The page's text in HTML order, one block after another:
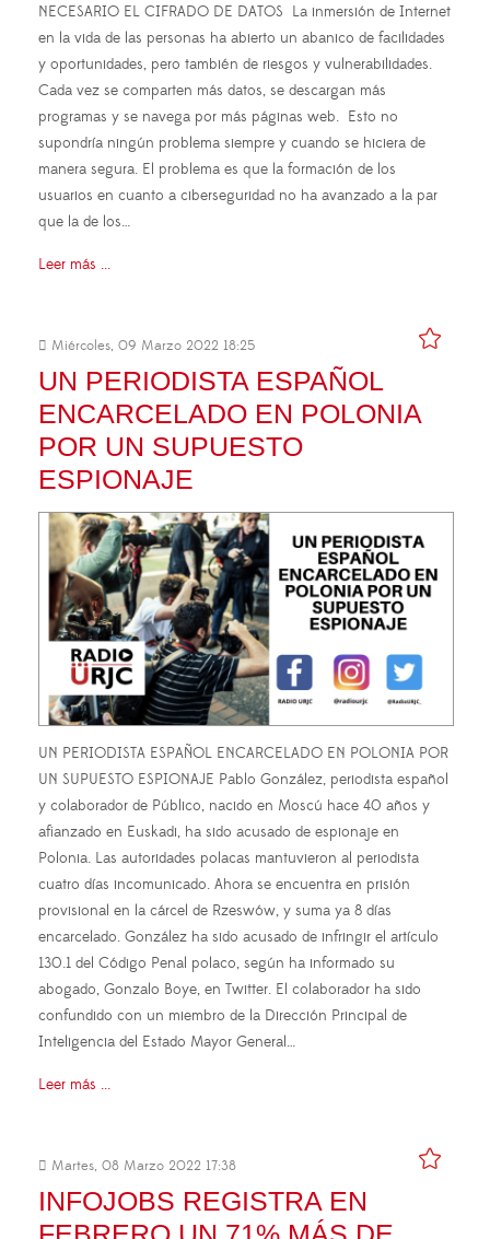
NECESARIO EL CIFRADO DE DATOS La inmersión de Internet
en la vida de las personas ha abierto un abanico de facilidades
y oportunidades, pero también de riesgos y vulnerabilidades.
Cada vez se comparten más datos, se descargan más
programas y se navega por más páginas web. Esto no
supondría ningún problema siempre y cuando se hiciera de
manera segura. El problema es que la formación de los
usuarios en cuanto a ciberseguridad no ha avanzado a la par
que la de los…
Leer más ...
Miércoles, 09 Marzo 2022 18:25
UN PERIODISTA ESPAÑOL
ENCARCELADO EN POLONIA
POR UN SUPUESTO
ESPIONAJE
UN PERIODISTA ESPAÑOL ENCARCELADO EN POLONIA POR
UN SUPUESTO ESPIONAJE Pablo González, periodista español
y colaborador de Público, nacido en Moscú hace 40 años y
afianzado en Euskadi, ha sido acusado de espionaje en
Polonia. Las autoridades polacas mantuvieron al periodista
cuatro días incomunicado. Ahora se encuentra en prisión
provisional en la cárcel de Rzeswów, y suma ya 8 días
encarcelado. González ha sido acusado de infringir el artículo
130.1 del Código Penal polaco, según ha informado su
abogado, Gonzalo Boye, en Twitter. El colaborador ha sido
confundido con un miembro de la Dirección Principal de
Inteligencia del Estado Mayor General…
Leer más ...
Martes, 08 Marzo 2022 17:38
INFOJOBS REGISTRA EN